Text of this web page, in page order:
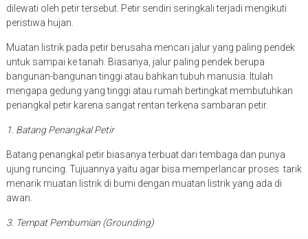
dilewati oleh petir tersebut. Petir sendiri seringkali terjadi mengikuti
peristiwa hujan.
Muatan listrik pada petir berusaha mencari jalur yang paling pendek
untuk sampai ke tanah. Biasanya, jalur paling pendek berupa
bangunan-bangunan tinggi atau bahkan tubuh manusia. Itulah
mengapa gedung yang tinggi atau rumah bertingkat membutuhkan
penangkal petir karena sangat rentan terkena sambaran petir.
1. Batang Penangkal Petir
Batang penangkal petir biasanya terbuat dari tembaga dan punya
ujung runcing. Tujuannya yaitu agar bisa memperlancar proses tarik
menarik muatan listrik di bumi dengan muatan listrik yang ada di
awan.
3. Tempat Pembumian (Grounding)